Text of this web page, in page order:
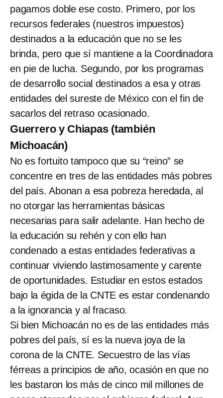
pagamos doble ese costo. Primero, por los
recursos federales (nuestros impuestos)
destinados a la educación que no se les
brinda, pero que sí mantiene a la Coordinadora
en pie de lucha. Segundo, por los programas
de desarrollo social destinados a esa y otras
entidades del sureste de México con el fin de
sacarlos del retraso ocasionado.
Guerrero y Chiapas (también
Michoacán)
No es fortuito tampoco que su “reino” se
concentre en tres de las entidades más pobres
del país. Abonan a esa pobreza heredada, al
no otorgar las herramientas básicas
necesarias para salir adelante. Han hecho de
la educación su rehén y con ello han
condenado a estas entidades federativas a
continuar viviendo lastimosamente y carente
de oportunidades. Estudiar en estos estados
bajo la égida de la CNTE es estar condenando
a la ignorancia y al fracaso.
Si bien Michoacán no es de las entidades más
pobres del país, sí es la nueva joya de la
corona de la CNTE. Secuestro de las vías
férreas a principios de año, ocasión en que no
les bastaron los más de cinco mil millones de